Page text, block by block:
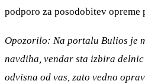
podporo za posodobitev opreme
Opozorilo: Na portalu Bulios je
navdiha, vendar sta izbira
odvisna od vas, zato vedno